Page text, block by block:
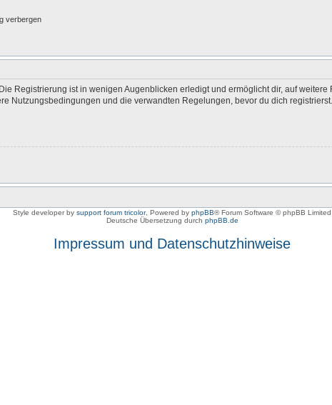
verbergen
Registrierung ist in wenigen Augenblicken erledigt und ermöglicht dir, auf
Nutzungsbedingungen und die verwandten Regelungen, bevor du dich
Style developer by support forum tricolor, Powered by phpBB® Forum Software © phpBB Limited
Deutsche Übersetzung durch phpBB.de
Impressum und Datenschutzhinweise